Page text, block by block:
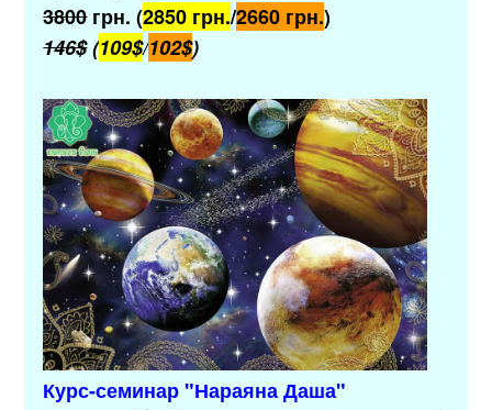
3800грн. (2850 грн./2660 грн.)
146$(109$/102$)
Курс-семинар "Нараяна Даша"